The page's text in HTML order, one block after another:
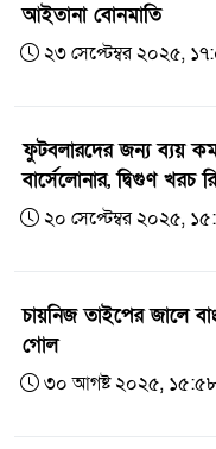
আইতানা বোনমাতি
২৩ সেপ্টেম্বর ২০২৫,
ফুটবলারদের জন্য ব্যয়
বার্সেলোনার, দ্বিগুণ খরচ
২০ সেপ্টেম্বর ২০২৫,
চায়নিজ তাইপের জালে
গোল
৩০ আগষ্ট ২০২৫,